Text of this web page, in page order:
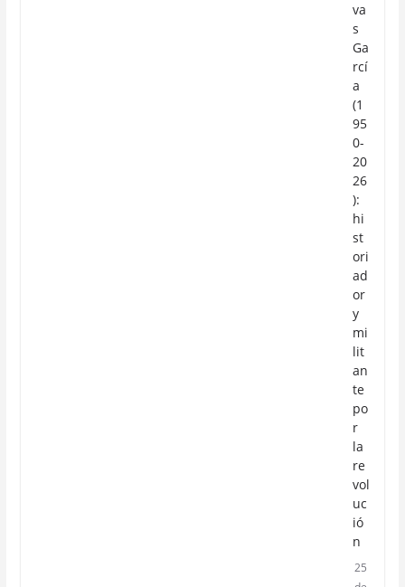
va
s
Ga
rcí
a
(1
95
0-
20
26
):
hi
st
ori
ad
or
y
mi
lit
an
te
po
r
la
re
vol
uc
ió
n
25